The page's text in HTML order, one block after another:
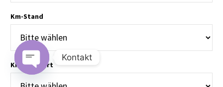
transparente Abwicklung, netter und
kompetenter Mitarbeiter
Km-Stand
Kraftstoffart
Kontakt
Open